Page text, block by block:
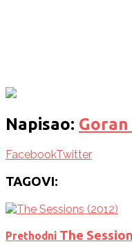
Napisao:
FacebookTwitter
TAGOVI:
Prethodni The